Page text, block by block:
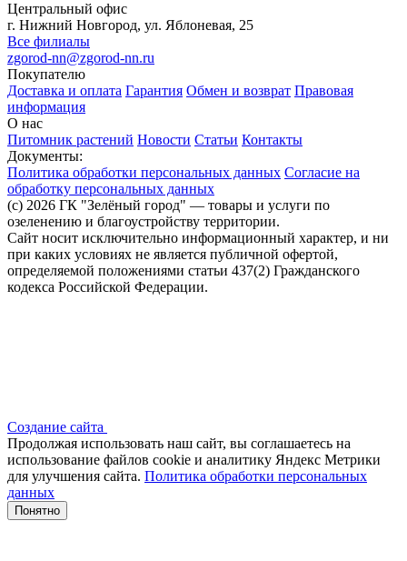
Центральный офис
г. Нижний Новгород, ул. Яблоневая, 25
Все филиалы
zgorod-nn@zgorod-nn.ru
Покупателю
Доставка и оплата Гарантия Обмен и возврат Правовая
информация
О нас
Питомник растений Новости Статьи Контакты
Документы:
Политика обработки персональных данных Согласие на
обработку персональных данных
(c) 2026 ГК "Зелёный город" — товары и услуги по
озеленению и благоустройству территории.
Сайт носит исключительно информационный характер, и ни
при каких условиях не является публичной офертой,
определяемой положениями статьи 437(2) Гражданского
кодекса Российской Федерации.
Создание сайта
Продолжая использовать наш сайт, вы соглашаетесь на
использование файлов сооkіе и аналитику Яндекс Метрики
для улучшения сайта. Политика обработки персональных
данных
Понятно